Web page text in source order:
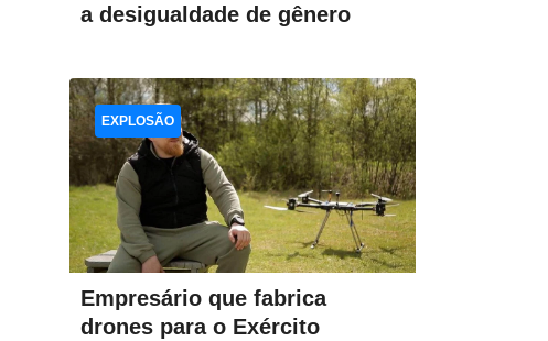
a desigualdade de gênero
Empresário que fabrica
drones para o Exército
EXPLOSÃO